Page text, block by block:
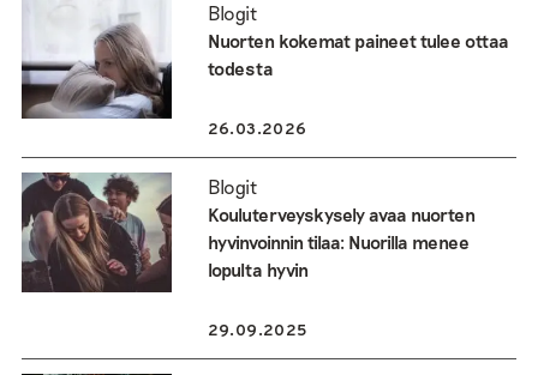
Blogit
Nuorten kokemat paineet tulee ottaa
todesta
26.03.2026
Blogit
Kouluterveyskysely avaa nuorten
hyvinvoinnin tilaa: Nuorilla menee
lopulta hyvin
29.09.2025